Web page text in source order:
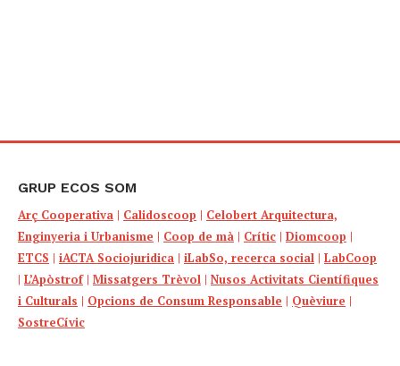
GRUP ECOS SOM
Arç Cooperativa | Calidoscoop | Celobert Arquitectura,
Enginyeria i Urbanisme | Coop de mà | Crític | Diomcoop |
ETCS | iACTA Sociojuridica | iLabSo, recerca social | LabCoop
| L’Apòstrof| Missatgers Trèvol | Nusos Activitats Científiques
i Culturals | Opcions de Consum Responsable | Quèviure |
SostreCívic